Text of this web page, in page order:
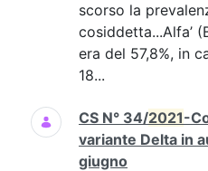
scorso la
cosiddetta...Alfa’
era del 57,8%, in
18...
CS N° 34/2021-
variante Delta in
giugno